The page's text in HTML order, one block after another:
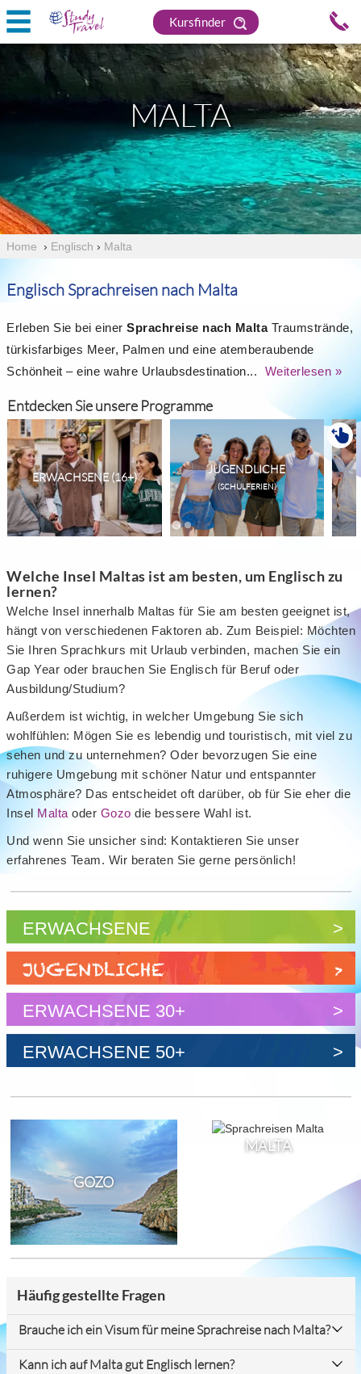
Kursfinder
MALTA
Home › Englisch › Malta
Englisch Sprachreisen nach Malta
Erleben Sie bei einer Sprachreise nach Malta Traumstrände,
türkisfarbiges Meer, Palmen und eine atemberaubende
Schönheit – eine wahre Urlaubsdestination...
Weiterlesen »
Entdecken Sie unsere Programme
ERWACHSENE (16+)
JUGENDLICHE
(SCHULFERIEN)
Welche Insel Maltas ist am besten, um Englisch zu
lernen?
Welche Insel innerhalb Maltas für Sie am besten geeignet ist,
hängt von verschiedenen Faktoren ab. Zum Beispiel: Möchten
Sie Ihren Sprachkurs mit Urlaub verbinden, machen Sie ein
Gap Year oder brauchen Sie Englisch für Beruf oder
Ausbildung/Studium?
Außerdem ist wichtig, in welcher Umgebung Sie sich
wohlfühlen: Mögen Sie es lebendig und touristisch, mit viel zu
sehen und zu unternehmen? Oder bevorzugen Sie eine
ruhigere Umgebung mit schöner Natur und entspannter
Atmosphäre? Das entscheidet oft darüber, ob für Sie eher die
Insel Malta oder Gozo die bessere Wahl ist.
Und wenn Sie unsicher sind: Kontaktieren Sie unser
erfahrenes Team. Wir beraten Sie gerne persönlich!
ERWACHSENE >
JUGENDLICHE >
ERWACHSENE 30+ >
ERWACHSENE 50+ >
GOZO
MALTA
Häufig gestellte Fragen
Brauche ich ein Visum für meine Sprachreise nach Malta?
Kann ich auf Malta gut Englisch lernen?